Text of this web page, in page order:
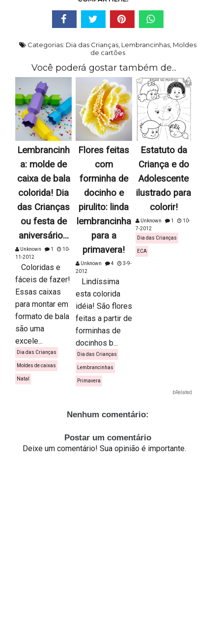
Categorias: Dia das Crianças, Lembrancinhas, Moldes
de cartões
Você poderá gostar também de...
Lembrancinh
a: molde de
caixa de bala
colorida! Dia
das Crianças
ou festa de
aniversário...
Unknown 1
10-
11-2012
Coloridas e
fáceis de fazer!
Essas caixas
para montar em
formato de bala
são uma
excele...
Dia das Crianças
Moldes de caixas
Natal
Flores feitas
com
forminha de
docinho e
pirulito: linda
lembrancinha
para a
primavera!
Unknown 4
3-9-
2012
Lindíssima
esta colorida
idéia! São flores
feitas a partir de
forminhas de
docinhos b...
Dia das Crianças
Lembrancinhas
Primavera
Estatuto da
Criança e do
Adolescente
ilustrado para
colorir!
Unknown 1
10-
7-2012
Dia das Crianças
ECA
bRelated
Nenhum comentário:
Postar um comentário
Deixe um comentário! Sua opinião é importante.